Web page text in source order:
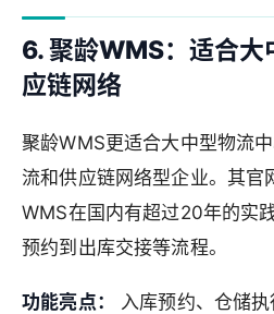
6. 聚龄WMS：适合大
应链网络
聚龄WMS更适合大中型物流
流和供应链网络型企业。其官
WMS在国内有超过20年的实
预约到出库交接等流程。
功能亮点：
入库预约、仓储